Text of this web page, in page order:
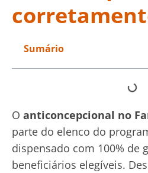
Sumário
O anticoncepcional no
parte do elenco do
dispensado com 100% de
beneficiários elegíveis.